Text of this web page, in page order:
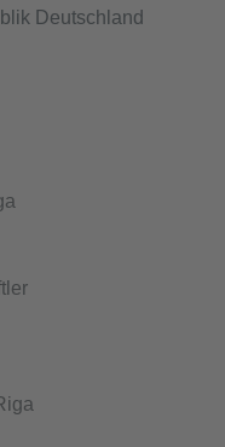
Deutschland